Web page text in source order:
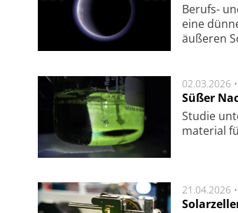
Berufs-
eine
äu­ße­ren
02.03.2026 •
Süßer
Studie
ma­te­rial
21.04.2026 •